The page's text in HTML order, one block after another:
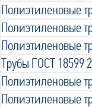
Полиэтиленовые
Полиэтиленовые
Полиэтиленовые
Трубы ГОСТ 18599
Полиэтиленовые
Полиэтиленовые